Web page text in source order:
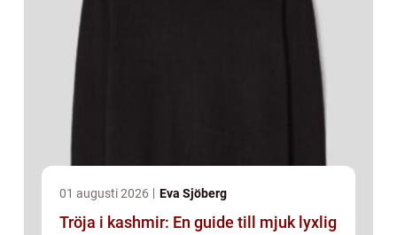
01 augusti 2026 Eva Sjöberg
Tröja i kashmir: En guide till mjuk lyxlig